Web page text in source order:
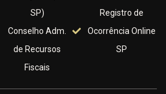
SP)
Conselho Adm.
de Recursos
Fiscais
Registro de
Ocorrência Online
SP